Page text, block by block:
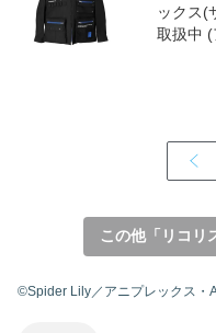
ックス(
取扱中
この他「リコリ
©Spider Lily／アニプレックス・